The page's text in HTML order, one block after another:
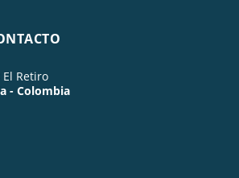
El Retiro
- Colombia